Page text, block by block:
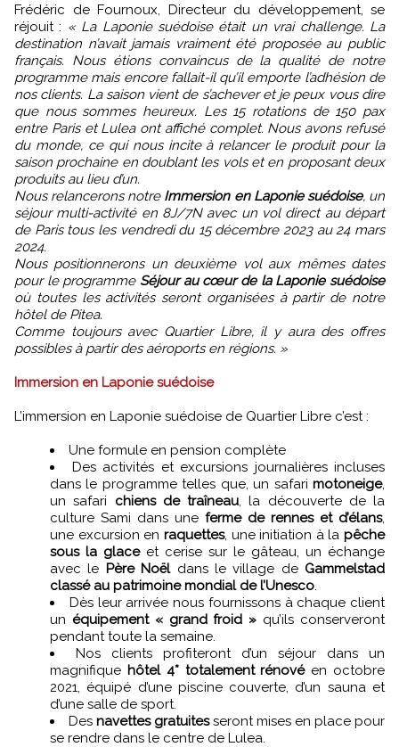
Frédéric de Fournoux, Directeur du développement, se
réjouit : « La Laponie suédoise était un vrai challenge. La
destination n’avait jamais vraiment été proposée au public
français. Nous étions convaincus de la qualité de notre
programme mais encore fallait-il qu’il emporte l’adhésion de
nos clients. La saison vient de s’achever et je peux vous dire
que nous sommes heureux. Les 15 rotations de 150 pax
entre Paris et Lulea ont affiché complet. Nous avons refusé
du monde, ce qui nous incite à relancer le produit pour la
saison prochaine en doublant les vols et en proposant deux
produits au lieu d’un.
Nous relancerons notre Immersion en Laponie suédoise, un
séjour multi-activité en 8J/7N avec un vol direct au départ
de Paris tous les vendredi du 15 décembre 2023 au 24 mars
2024.
Nous positionnerons un deuxième vol aux mêmes dates
pour le programme Séjour au cœur de la Laponie suédoise
où toutes les activités seront organisées à partir de notre
hôtel de Pitea.
Comme toujours avec Quartier Libre, il y aura des offres
possibles à partir des aéroports en régions. »
Immersion en Laponie suédoise
L’immersion en Laponie suédoise de Quartier Libre c’est :
Une formule en pension complète
Des activités et excursions journalières incluses
dans le programme telles que, un safari motoneige,
un safari chiens de traîneau , la découverte de la
culture Sami dans une ferme de rennes et d’élans,
une excursion en raquettes, une initiation à la pêche
sous la glaceet cerise sur le gâteau, un échange
avec le Père Noëldans le village de Gammelstad
classé au patrimoine mondial de l’Unesco
Dès leur arrivée nous fournissons à chaque client
un équipement « grand froid » qu’ils conserveront
pendant toute la semaine.
Nos clients profiteront d’un séjour dans un
magnifique hôtel 4* totalement rénovéen octobre
2021, équipé d’une piscine couverte, d’un sauna et
d’une salle de sport.
Des navettes gratuitesseront mises en place pour
se rendre dans le centre de Lulea.